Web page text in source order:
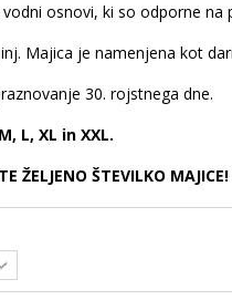
osnovi, ki so odporne na
Majica je namenjena kot
30. rojstnega dne.
L, XL in XXL.
ŽELJENO ŠTEVILKO MAJICE!